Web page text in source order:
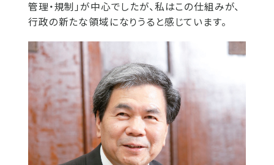
管理・規制」が中心でしたが、私はこの仕組みが、
行政の新たな領域になりうると感じています。